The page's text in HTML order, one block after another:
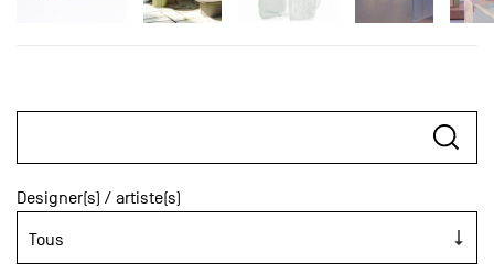
Designer(s) / artiste(s)